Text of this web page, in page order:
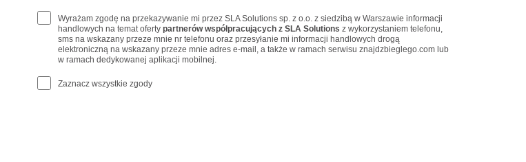
Wyrażam zgodę na przekazywanie mi przez SLA Solutions sp. z o.o. z siedzibą w Warszawie informacji
handlowych na temat oferty partnerów współpracujących z SLA Solutions z wykorzystaniem telefonu,
sms na wskazany przeze mnie nr telefonu oraz przesyłanie mi informacji handlowych drogą
elektroniczną na wskazany przeze mnie adres e-mail, a także w ramach serwisu znajdzbieglego.com lub
w ramach dedykowanej aplikacji mobilnej.
Zaznacz wszystkie zgody